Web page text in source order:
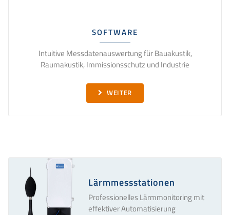
SOFTWARE
Intuitive Messdatenauswertung für Bauakustik,
Raumakustik, Immissionsschutz und Industrie
WEITER
Lärmmessstationen
Professionelles Lärmmonitoring mit
effektiver Automatisierung